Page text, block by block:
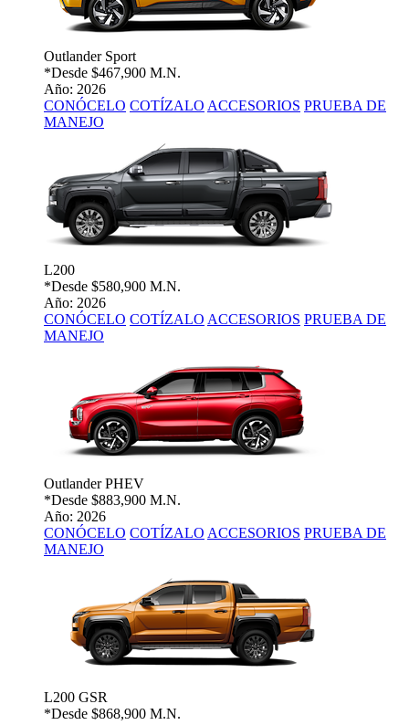
Outlander Sport
*Desde $467,900 M.N.
Año: 2026
CONÓCELO COTÍZALO ACCESORIOS PRUEBA DE
MANEJO
L200
*Desde $580,900 M.N.
Año: 2026
CONÓCELO COTÍZALO ACCESORIOS PRUEBA DE
MANEJO
Outlander PHEV
*Desde $883,900 M.N.
Año: 2026
CONÓCELO COTÍZALO ACCESORIOS PRUEBA DE
MANEJO
L200 GSR
*Desde $868,900 M.N.